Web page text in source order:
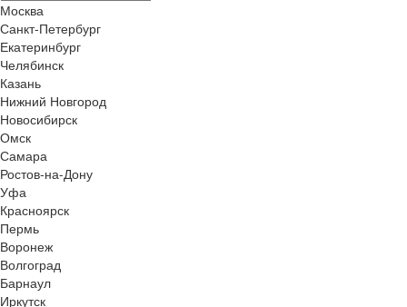
Москва
Санкт-Петербург
Екатеринбург
Челябинск
Казань
Нижний Новгород
Новосибирск
Омск
Самара
Ростов-на-Дону
Уфа
Красноярск
Пермь
Воронеж
Волгоград
Барнаул
Иркутск